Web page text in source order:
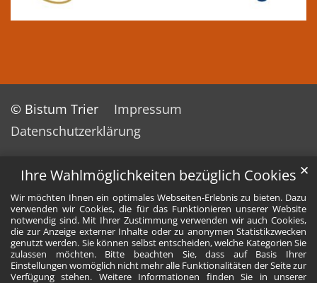
Ihre Wahlmöglichkeiten bezüglich Cookies
Wir möchten Ihnen ein optimales Webseiten-Erlebnis zu bieten. Dazu
verwenden wir Cookies, die für das Funktionieren unserer Website
notwendig sind. Mit Ihrer Zustimmung verwenden wir auch Cookies,
die zur Anzeige externer Inhalte oder zu anonymen Statistikzwecken
genutzt werden. Sie können selbst entscheiden, welche Kategorien Sie
zulassen möchten. Bitte beachten Sie, dass auf Basis Ihrer
Einstellungen womöglich nicht mehr alle Funktionalitäten der Seite zur
Verfügung stehen. Weitere Informationen finden Sie in unserer
✕
© Bistum Trier
Impressum
Datenschutzerklärung